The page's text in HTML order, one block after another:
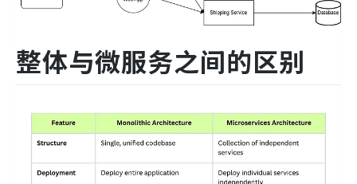
整体与微服务之间的区别